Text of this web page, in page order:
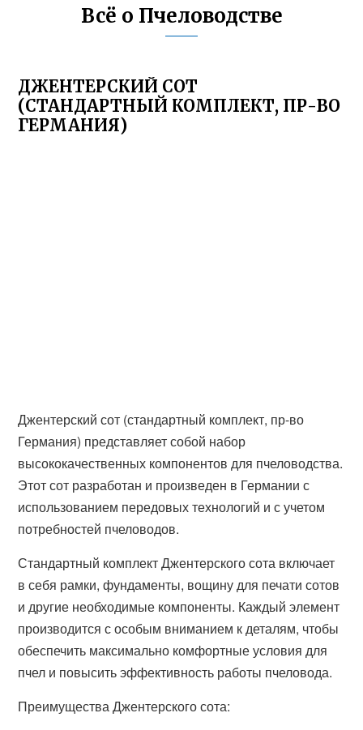
Всё о Пчеловодстве
ДЖЕНТЕРСКИЙ СОТ
(СТАНДАРТНЫЙ КОМПЛЕКТ, ПР-ВО
ГЕРМАНИЯ)
Джентерский сот (стандартный комплект, пр-во
Германия) представляет собой набор
высококачественных компонентов для пчеловодства.
Этот сот разработан и произведен в Германии с
использованием передовых технологий и с учетом
потребностей пчеловодов.
Стандартный комплект Джентерского сота включает
в себя рамки, фундаменты, вощину для печати сотов
и другие необходимые компоненты. Каждый элемент
производится с особым вниманием к деталям, чтобы
обеспечить максимально комфортные условия для
пчел и повысить эффективность работы пчеловода.
Преимущества Джентерского сота: